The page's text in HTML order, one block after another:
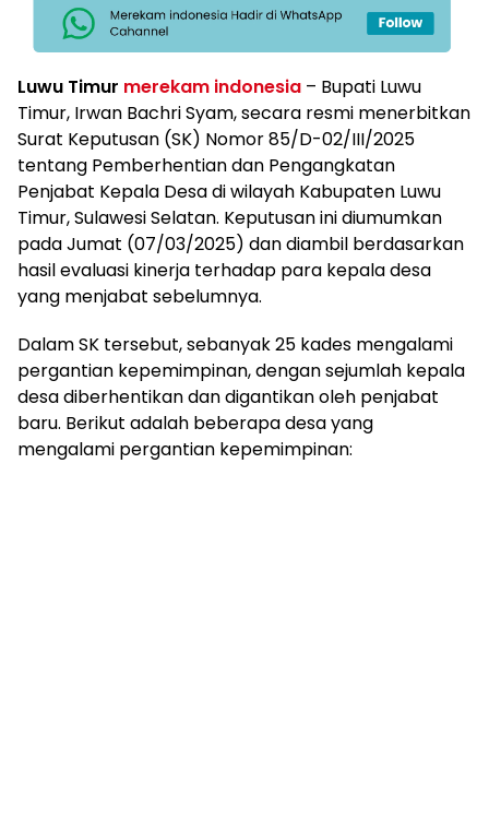
Luwu Timur merekam indonesia – Bupati Luwu
Timur, Irwan Bachri Syam, secara resmi menerbitkan
Surat Keputusan (SK) Nomor 85/D-02/III/2025
tentang Pemberhentian dan Pengangkatan
Penjabat Kepala Desa di wilayah Kabupaten Luwu
Timur, Sulawesi Selatan. Keputusan ini diumumkan
pada Jumat (07/03/2025) dan diambil berdasarkan
hasil evaluasi kinerja terhadap para kepala desa
yang menjabat sebelumnya.
Dalam SK tersebut, sebanyak 25 kades mengalami
pergantian kepemimpinan, dengan sejumlah kepala
desa diberhentikan dan digantikan oleh penjabat
baru. Berikut adalah beberapa desa yang
mengalami pergantian kepemimpinan: